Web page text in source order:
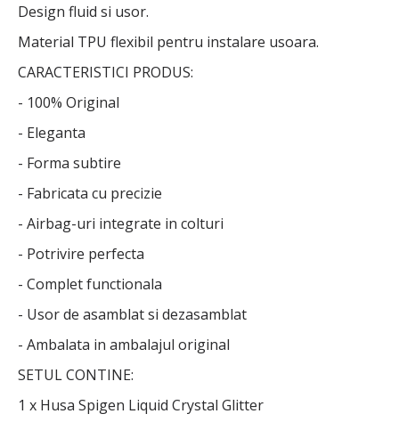
Design fluid si usor.
Material TPU flexibil pentru instalare usoara.
CARACTERISTICI PRODUS:
- 100% Original
- Eleganta
- Forma subtire
- Fabricata cu precizie
- Airbag-uri integrate in colturi
- Potrivire perfecta
- Complet functionala
- Usor de asamblat si dezasamblat
- Ambalata in ambalajul original
SETUL CONTINE:
1 x Husa Spigen Liquid Crystal Glitter